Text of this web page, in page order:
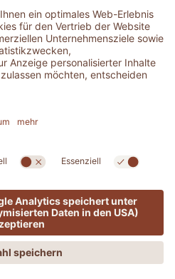
gültig!
& Info
MwSt-Nr. 01350320212
Barrierefreiheitserklärung
Presse
by